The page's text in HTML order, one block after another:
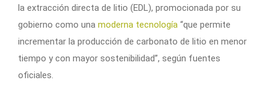
la extracción directa de litio (EDL), promocionada por su
gobierno como una moderna tecnología “que permite
incrementar la producción de carbonato de litio en menor
tiempo y con mayor sostenibilidad”, según fuentes
oficiales.